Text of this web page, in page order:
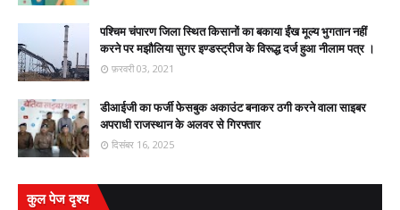
पश्चिम चंपारण जिला स्थित किसानों का बकाया ईंख मूल्य भुगतान नहीं
करने पर मझौलिया सुगर इण्डस्ट्रीज के विरूद्ध दर्ज हुआ नीलाम पत्र ।
फ़रवरी 03, 2021
डीआईजी का फर्जी फेसबुक अकाउंट बनाकर ठगी करने वाला साइबर
अपराधी राजस्थान के अलवर से गिरफ्तार
दिसंबर 16, 2025
कुल पेज दृश्य